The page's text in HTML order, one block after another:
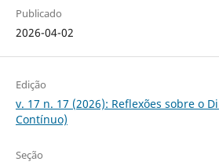
Publicado
2026-04-02
Edição
v. 17 n. 17 (2026): Reflexões sobre o
Contínuo)
Seção